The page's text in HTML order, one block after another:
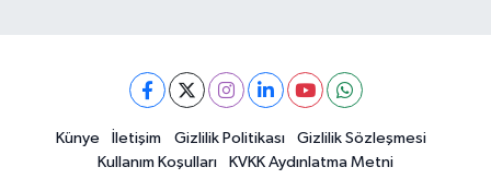
Künye İletişim Gizlilik Politikası
Gizlilik Sözleşmesi
Kullanım Koşulları
KVKK Aydınlatma Metni